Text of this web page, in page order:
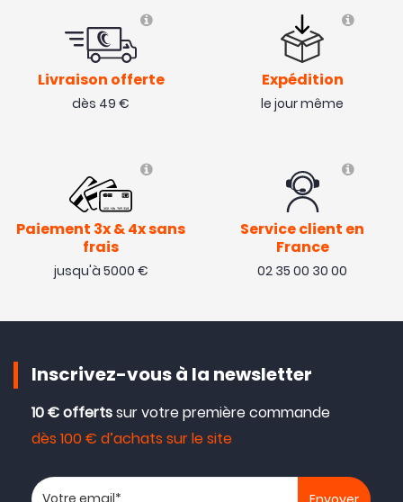
Livraison offerte
dès 49 €
Expédition
le jour même
Paiement 3x & 4x sans
frais
jusqu'à 5000 €
Service client en
France
02 35 00 30 00
Inscrivez-vous à la newsletter
10 € offertssur votre première commande
dès 100 € d’achats sur le site
Votre adresse email